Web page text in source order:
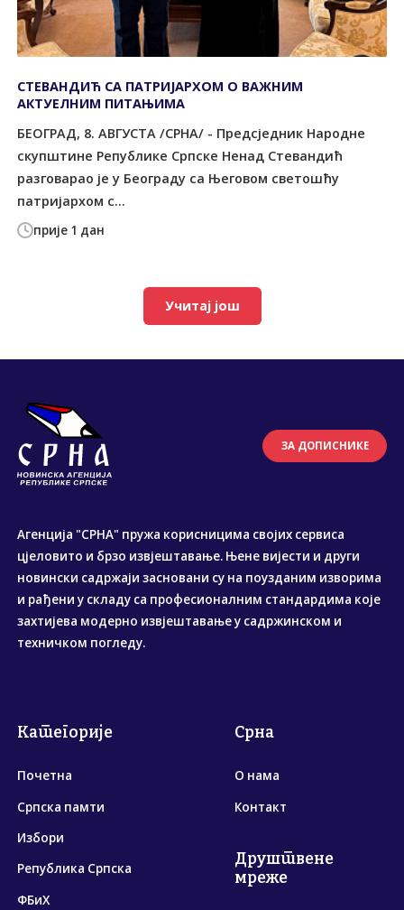
прије 1 дан
СТЕВАНДИЋ СА ПАТРИЈАРХОМ О ВАЖНИМ
АКТУЕЛНИМ ПИТАЊИМА
БЕОГРАД, 8. АВГУСТА /СРНА/ - Предсједник Народне
скупштине Републике Српске Ненад Стевандић
разговарао је у Београду са Његовом светошћу
патријархом с...
Учитај још
ЗА ДОПИСНИКЕ
Агенција "СРНА" пружа корисницима својих сервиса
цјеловито и брзо извјештавање. Њене вијести и други
новински садржаји засновани су на поузданим изворима
и рађени у складу са професионалним стандардима које
захтијева модерно извјештавање у садржинском и
техничком погледу.
Категорије
Почетна
Српска памти
Избори
Република Српска
ФБиХ
Срна
О нама
Контакт
Друштвене
мреже